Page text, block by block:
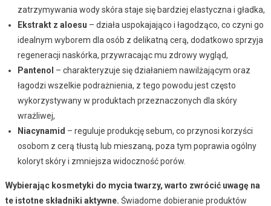
zatrzymywania wody skóra staje się bardziej elastyczna i gładka,
Ekstrakt z aloesu – działa uspokajająco i łagodząco, co czyni go
idealnym wyborem dla osób z delikatną cerą, dodatkowo sprzyja
regeneracji naskórka, przywracając mu zdrowy wygląd,
Pantenol – charakteryzuje się działaniem nawilżającym oraz
łagodzi wszelkie podrażnienia, z tego powodu jest często
wykorzystywany w produktach przeznaczonych dla skóry
wrażliwej,
Niacynamid – reguluje produkcję sebum, co przynosi korzyści
osobom z cerą tłustą lub mieszaną, poza tym poprawia ogólny
koloryt skóry i zmniejsza widoczność porów.
Wybierając kosmetyki do mycia twarzy, warto zwrócić uwagę na
te istotne składniki aktywne. Świadome dobieranie produktów